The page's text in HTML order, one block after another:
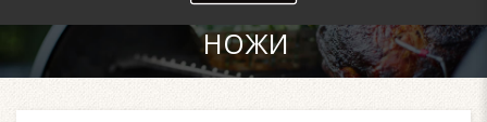
НОЖИ